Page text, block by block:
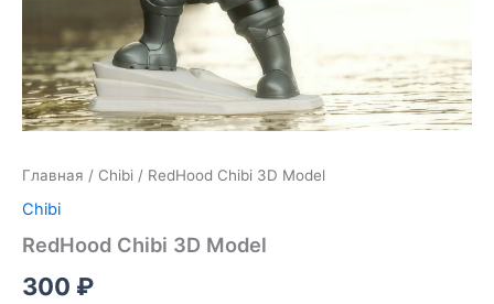
Главная / Chibi / RedHood Chibi 3D Model
Chibi
RedHood Chibi 3D Model
300 ₽